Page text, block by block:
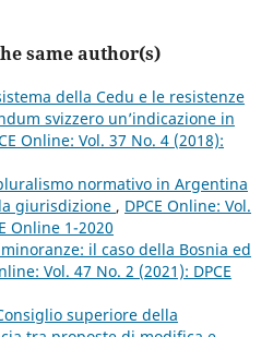
same author(s)
della Cedu e le resistenze
svizzero un’indicazione in
Online: Vol. 37 No. 4 (2018):
normativo in Argentina
giurisdizione , DPCE Online: Vol.
Online 1-2020
minoranze: il caso della Bosnia ed
Vol. 47 No. 2 (2021): DPCE
superiore della